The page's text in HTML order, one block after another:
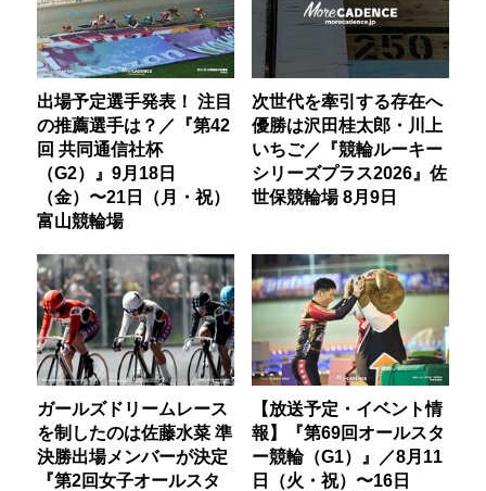
出場予定選手発表！ 注目
の推薦選手は？／『第42
回 共同通信社杯
（G2）』9月18日
（金）〜21日（月・祝）
富山競輪場
次世代を牽引する存在へ
優勝は沢田桂太郎・川上
いちご／『競輪ルーキー
シリーズプラス2026』佐
世保競輪場 8月9日
ガールズドリームレース
を制したのは佐藤水菜 準
決勝出場メンバーが決定
『第2回女子オールスタ
【放送予定・イベント情
報】『第69回オールスタ
ー競輪（G1）』／8月11
日（火・祝）〜16日